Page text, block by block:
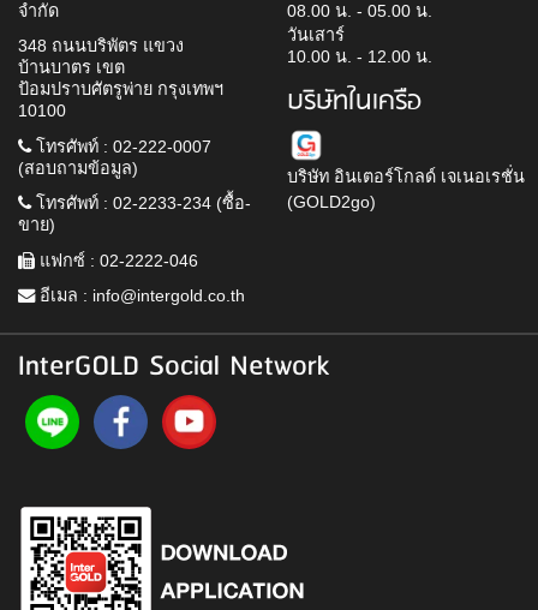
จำกัด
348 ถนนบริพัตร แขวง
บ้านบาตร เขต
ป้อมปราบศัตรูพ่าย กรุงเทพฯ
10100
โทรศัพท์ : 02-222-0007
(สอบถามข้อมูล)
โทรศัพท์ : 02-2233-234 (ซื้อ-
ขาย)
แฟกซ์ : 02-2222-046
อีเมล : info@intergold.co.th
08.00 น. - 05.00 น.
วันเสาร์
10.00 น. - 12.00 น.
บริษัทในเครือ
บริษัท อินเตอร์โกลด์ เจเนอเรชั่น
(GOLD2go)
InterGOLD Social Network